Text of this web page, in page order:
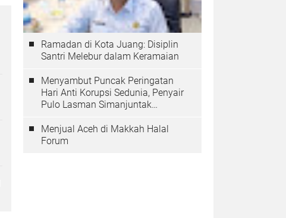
Ramadan di Kota Juang: Disiplin
Santri Melebur dalam Keramaian
Menyambut Puncak Peringatan
Hari Anti Korupsi Sedunia, Penyair
Pulo Lasman Simanjuntak
Korupsi di Indonesia
Menjual Aceh di Makkah Halal
Forum